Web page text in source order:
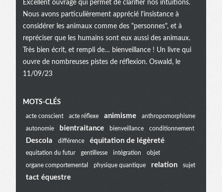
Excellent ouvrage qui permet de clarifier nos intuitions.
Nous avons particulièrement apprécié l'insistance à
considérer les animaux comme des "personnes", et à
repréciser que les humains sont eux aussi des animaux.
Très bien écrit, et rempli de… bienveillance ! Un livre qui
ouvre de nombreuses pistes de réflexion. Oswald, le
11/09/23
Menu
extra
MOTS-CLÉS
acte conscient acte réflexe animisme anthropomorphisme
autonomie bientraitance bienveillance conditionnement
Descola différence équitation de légèreté
equitation du futur gentillesse intégration objet
organe comportemental physique quantique relation sujet
tact équestre